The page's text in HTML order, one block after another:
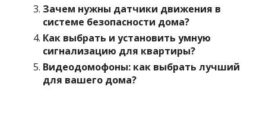
Зачем нужны датчики движения в
системе безопасности дома?
Как выбрать и установить умную
сигнализацию для квартиры?
Видеодомофоны: как выбрать лучший
для вашего дома?